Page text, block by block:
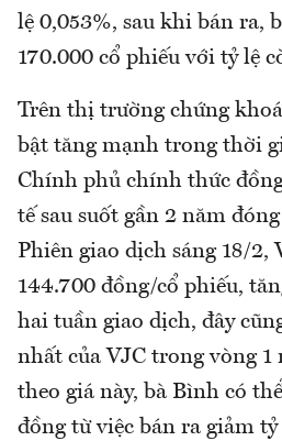
lệ 0,053%, sau khi bán ra,
170.000 cổ phiếu với tỷ lệ
Trên thị trường chứng
bật tăng mạnh trong thời
Chính phủ chính thức
tế sau suốt gần 2 năm
Phiên giao dịch sáng 18/2,
144.700 đồng/cổ phiếu,
hai tuần giao dịch, đây
nhất của VJC trong vòng
theo giá này, bà Bình có
đồng từ việc bán ra giảm